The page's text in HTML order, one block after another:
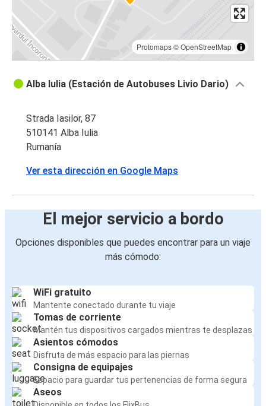
Protomaps©OpenStreetMap
Alba Iulia (Estación de Autobuses Livio Dario)
Strada Iasilor, 87
510141 Alba Iulia
Rumanía
Ver esta dirección en Google Maps
El mejor servicio a bordo
Opciones disponibles que puedes encontrar para un viaje
más cómodo:
WiFi gratuito
Mantente conectado durante tu viaje
Tomas de corriente
Mantén tus dispositivos cargados mientras te desplazas
Asientos cómodos
Disfruta de más espacio para las piernas
Consigna de equipajes
Espacio para guardar tus pertenencias de forma segura
Aseos